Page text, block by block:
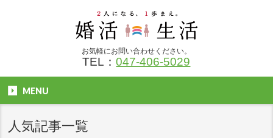
お気軽にお問い合わせください。
TEL：047-406-5029
MENU
人気記事一覧